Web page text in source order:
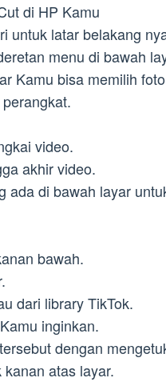
di HP Kamu
untuk latar belakang
menu di bawah
Kamu bisa memilih
video.
akhir video.
ada di bawah layar
bawah.
dari library TikTok.
inginkan.
dengan
atas layar.